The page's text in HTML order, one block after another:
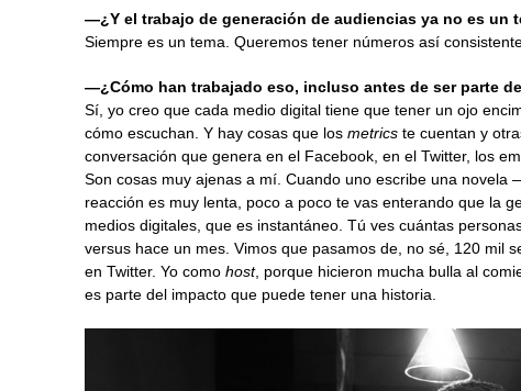
—¿Y el trabajo de generación de audiencias ya no es un
Siempre es un tema. Queremos tener números así
—¿Cómo han trabajado eso, incluso antes de ser parte de
Sí, yo creo que cada medio digital tiene que tener un ojo
cómo escuchan. Y hay cosas que losmetricste cuentan y
conversación que genera en el Facebook, en el Twitter, los
Son cosas muy ajenas a mí. Cuando uno escribe una
reacción es muy lenta, poco a poco te vas enterando que la
medios digitales, que es instantáneo. Tú ves cuántas
versus hace un mes. Vimos que pasamos de, no sé, 120
en Twitter. Yo comohost, porque hicieron mucha bulla al
es parte del impacto que puede tener una historia.